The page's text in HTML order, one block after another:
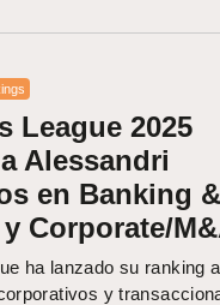
League 2025
Alessandri
en Banking &
Corporate/
ha lanzado su ranking
y